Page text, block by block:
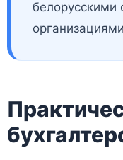
белорусскими